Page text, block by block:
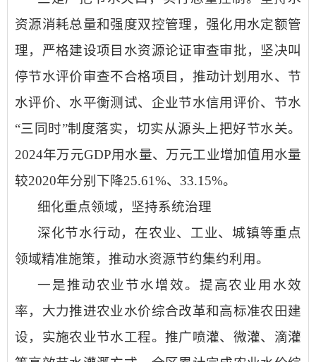
资源消耗总量和强度双控管理，强化用水定额管
理，严格建设项目水资源论证审查审批，坚决叫
停节水评价审查不合格项目，推动计划用水、节
水评价、水平衡测试、企业节水信用评价、节水
“三同时”制度落实，切实从源头上把好节水关。
2024年万元GDP用水量、万元工业增加值用水量
较2020年分别下降25.61%、33.15%。
细化重点领域，坚持系统治理
深化节水行动，在农业、工业、城镇等重点
领域精准施策，推动水资源节约集约利用。
一是推动农业节水增效。 提高农业用水效
率，大力推进农业水价综合改革和高标准农田建
设，实施农业节水工程。推广喷灌、微灌、滴灌